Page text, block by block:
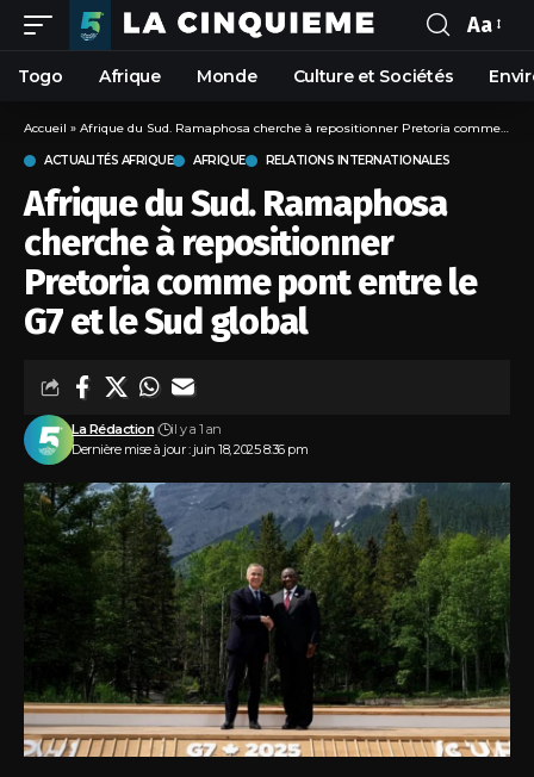
Aa
Togo Afrique Monde Culture et Sociétés
Accueil » Afrique du Sud. Ramaphosa cherche à repositionner Pretoria comme pont entre le G7 et le Sud global
ACTUALITÉS AFRIQUE AFRIQUE RELATIONS INTERNATIONALES
Afrique du Sud. Ramaphosa
cherche à repositionner
Pretoria comme pont entre le
G7 et le Sud global
Dernière mise à jour : juin 18, 2025 8:36 pm
La Rédaction il y a 1 an